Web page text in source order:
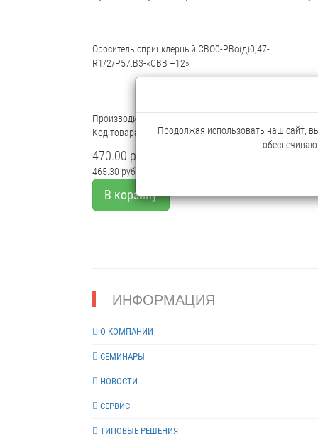
Ороситель спринклерный CBO0-PBо(д)0,47-
R1/2/P57.B3-«CBB –12»
Производитель:
Код товара: 7877815
470.00 руб.
465.30 руб.
В корзину
ИНФОРМАЦИЯ
О КОМПАНИИ
СЕМИНАРЫ
НОВОСТИ
СЕРВИС
ТИПОВЫЕ РЕШЕНИЯ
Продолжая использовать наш сайт,